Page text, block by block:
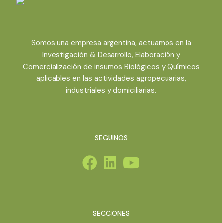
Somos una empresa argentina, actuamos en la
Investigación & Desarrollo, Elaboración y
Comercialización de insumos Biológicos y Químicos
aplicables en las actividades agropecuarias,
industriales y domiciliarias.
SEGUINOS
SECCIONES